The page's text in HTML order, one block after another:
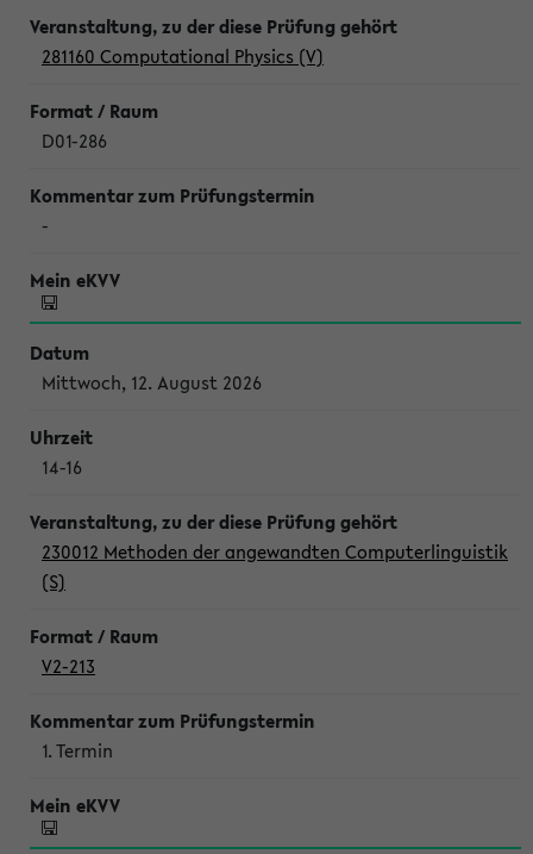
281160 Computational Physics (V)
D01-286
-
Mittwoch, 12. August 2026
14-16
230012 Methoden der angewandten Computerlinguistik
(S)
V2-213
1. Termin